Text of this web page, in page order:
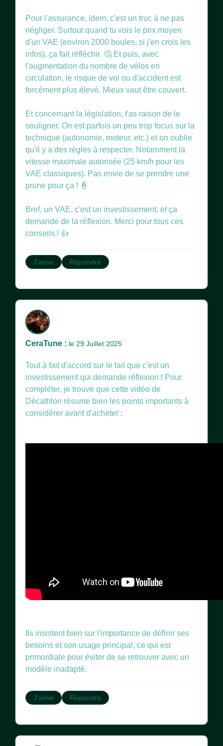
Pour l'assurance, idem, c'est un truc à ne pas
négliger. Surtout quand tu vois le prix moyen
d'un VAE (environ 2000 boules, si j'en crois les
infos), ça fait réfléchir. 🤔 Et puis, avec
l'augmentation du nombre de vélos en
circulation, le risque de vol ou d'accident est
forcément plus élevé. Mieux vaut être couvert.
Et concernant la législation, t'as raison de le
souligner. On est parfois un peu trop focus sur la
technique (autonomie, moteur, etc.) et on oublie
qu'il y a des règles à respecter. Notamment la
vitesse maximale autorisée (25 km/h pour les
VAE classiques). Pas envie de se prendre une
prune pour ça ! 👮
Bref, un VAE, c'est un investissement, et ça
demande de la réflexion. Merci pour tous ces
conseils ! 👍
J'aime Répondre
CeraTune : le 29 Juillet 2025
Tout à fait d'accord sur le fait que c'est un
investissement qui demande réflexion ! Pour
compléter, je trouve que cette vidéo de
Décathlon résume bien les points importants à
considérer avant d'acheter :
Ils insistent bien sur l'importance de définir ses
besoins et son usage principal, ce qui est
primordiale pour éviter de se retrouver avec un
modèle inadapté.
J'aime Répondre